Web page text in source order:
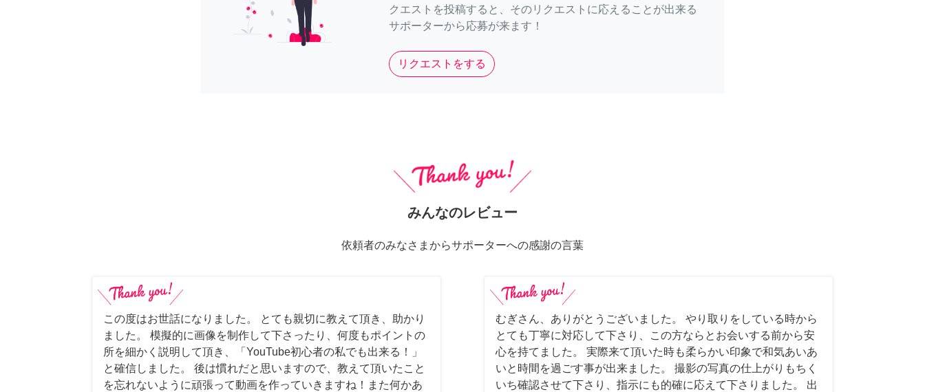
クエストを投稿すると、そのリクエストに応えることが出来る
サポーターから応募が来ます！
リクエストをする
みんなのレビュー
依頼者のみなさまからサポーターへの感謝の言葉
この度はお世話になりました。 とても親切に教えて頂き、助かり
ました。 模擬的に画像を制作して下さったり、何度もポイントの
所を細かく説明して頂き、「YouTube初心者の私でも出来る！」
と確信しました。 後は慣れだと思いますので、教えて頂いたこと
を忘れないように頑張って動画を作っていきますね！また何かあ
むぎさん、ありがとうございました。 やり取りをしている時から
とても丁寧に対応して下さり、この方ならとお会いする前から安
心を持てました。 実際来て頂いた時も柔らかい印象で和気あいあ
いと時間を過ごす事が出来ました。 撮影の写真の仕上がりもちく
いち確認させて下さり、指示にも的確に応えて下さりました。 出